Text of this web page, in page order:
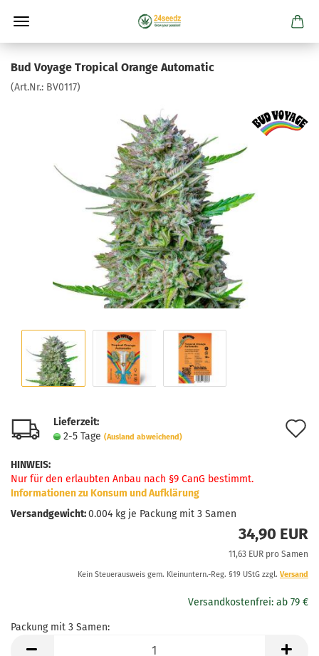
Bud Voyage Tropical Orange Automatic
(Art.Nr.: BV0117)
Lieferzeit:
2-5 Tage (Ausland abweichend)
HINWEIS:
Nur für den erlaubten Anbau nach §9 CanG bestimmt.
Informationen zu Konsum und Aufklärung
Versandgewicht:0.004 kg je Packung mit 3 Samen
34,90 EUR
11,63 EUR pro Samen
Kein Steuerausweis gem. Kleinuntern.-Reg. §19 UStG zzgl. Versand
Packung mit 3 Samen: